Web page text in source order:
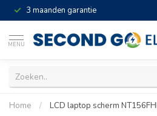
3 maanden garantie
MENU
Home / LCD laptop scherm